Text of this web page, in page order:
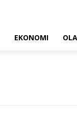
EKONOMI